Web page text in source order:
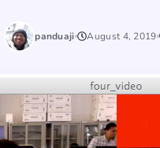
panduaji August 4, 2019